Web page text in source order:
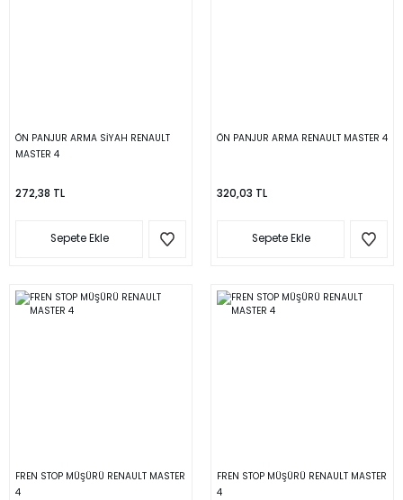
ÖN PANJUR ARMA SİYAH RENAULT
MASTER 4
272,38 TL
Sepete Ekle
ÖN PANJUR ARMA RENAULT MASTER 4
320,03 TL
Sepete Ekle
FREN STOP MÜŞÜRÜ RENAULT MASTER
4
FREN STOP MÜŞÜRÜ RENAULT MASTER
4